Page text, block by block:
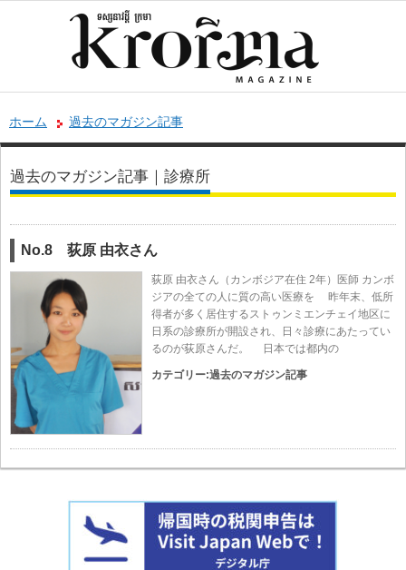
ホーム 過去のマガジン記事
過去のマガジン記事｜診療所
No.8 荻原 由衣さん
荻原 由衣さん（カンボジア在住 2年）医師 カンボ
ジアの全ての人に質の高い医療を 昨年末、低所
得者が多く居住するストゥンミエンチェイ地区に
日系の診療所が開設され、日々診療にあたってい
るのが荻原さんだ。 日本では都内の
カテゴリー:過去のマガジン記事